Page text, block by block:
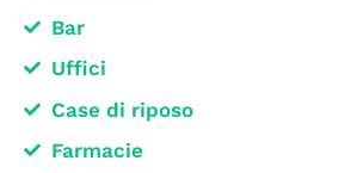
Bar
Uffici
Case di riposo
Farmacie